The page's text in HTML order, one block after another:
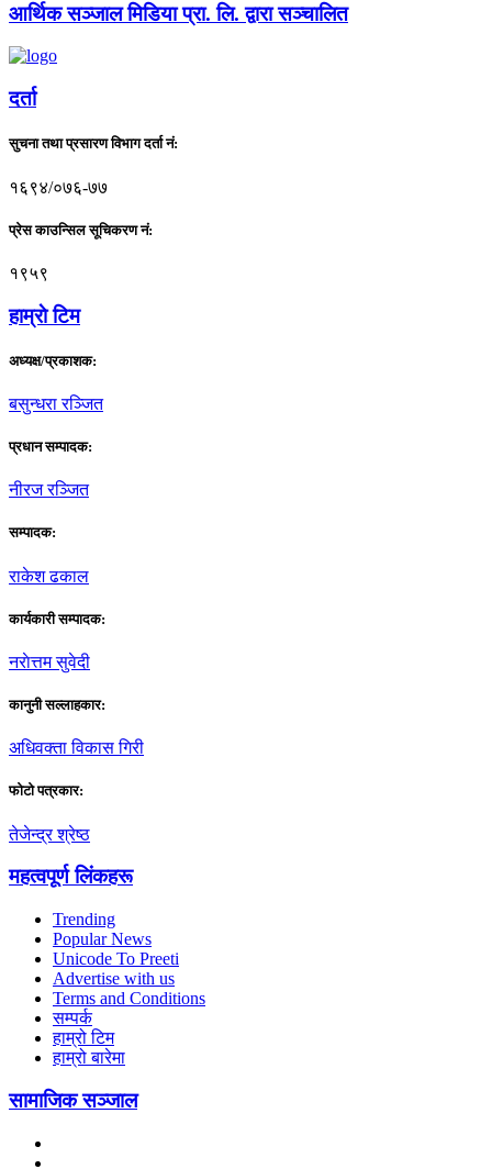
आर्थिक सञ्जाल मिडिया प्रा. लि. द्वारा सञ्चालित
दर्ता
सुचना तथा प्रसारण विभाग दर्ता नं:
१६९४/०७६-७७
प्रेस काउन्सिल सूचिकरण नं:
१९५९
हाम्राे टिम
अध्यक्ष/प्रकाशक:
बसुन्धरा रञ्जित
प्रधान सम्पादक:
नीरज रञ्जित
सम्पादक:
राकेश ढकाल
कार्यकारी सम्पादक:
नराेत्तम सुवेदी
कानुनी सल्लाहकार:
अधिवक्ता विकास गिरी
फाेटाे पत्रकार:
तेजेन्द्र श्रेष्ठ
महत्वपूर्ण लिंकहरू
Trending
Popular News
Unicode To Preeti
Advertise with us
Terms and Conditions
सम्पर्क
हाम्रो टिम
हाम्रो बारेमा
सामाजिक सञ्जाल